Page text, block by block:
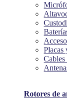
Placas
Cables
Rotores de